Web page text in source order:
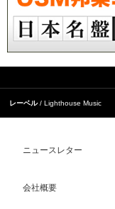
レーベル Lighthouse Music
ニュースレター
会社概要